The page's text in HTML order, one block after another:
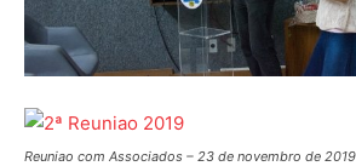
Reuniao com Associados – 23 de novembro de 2019